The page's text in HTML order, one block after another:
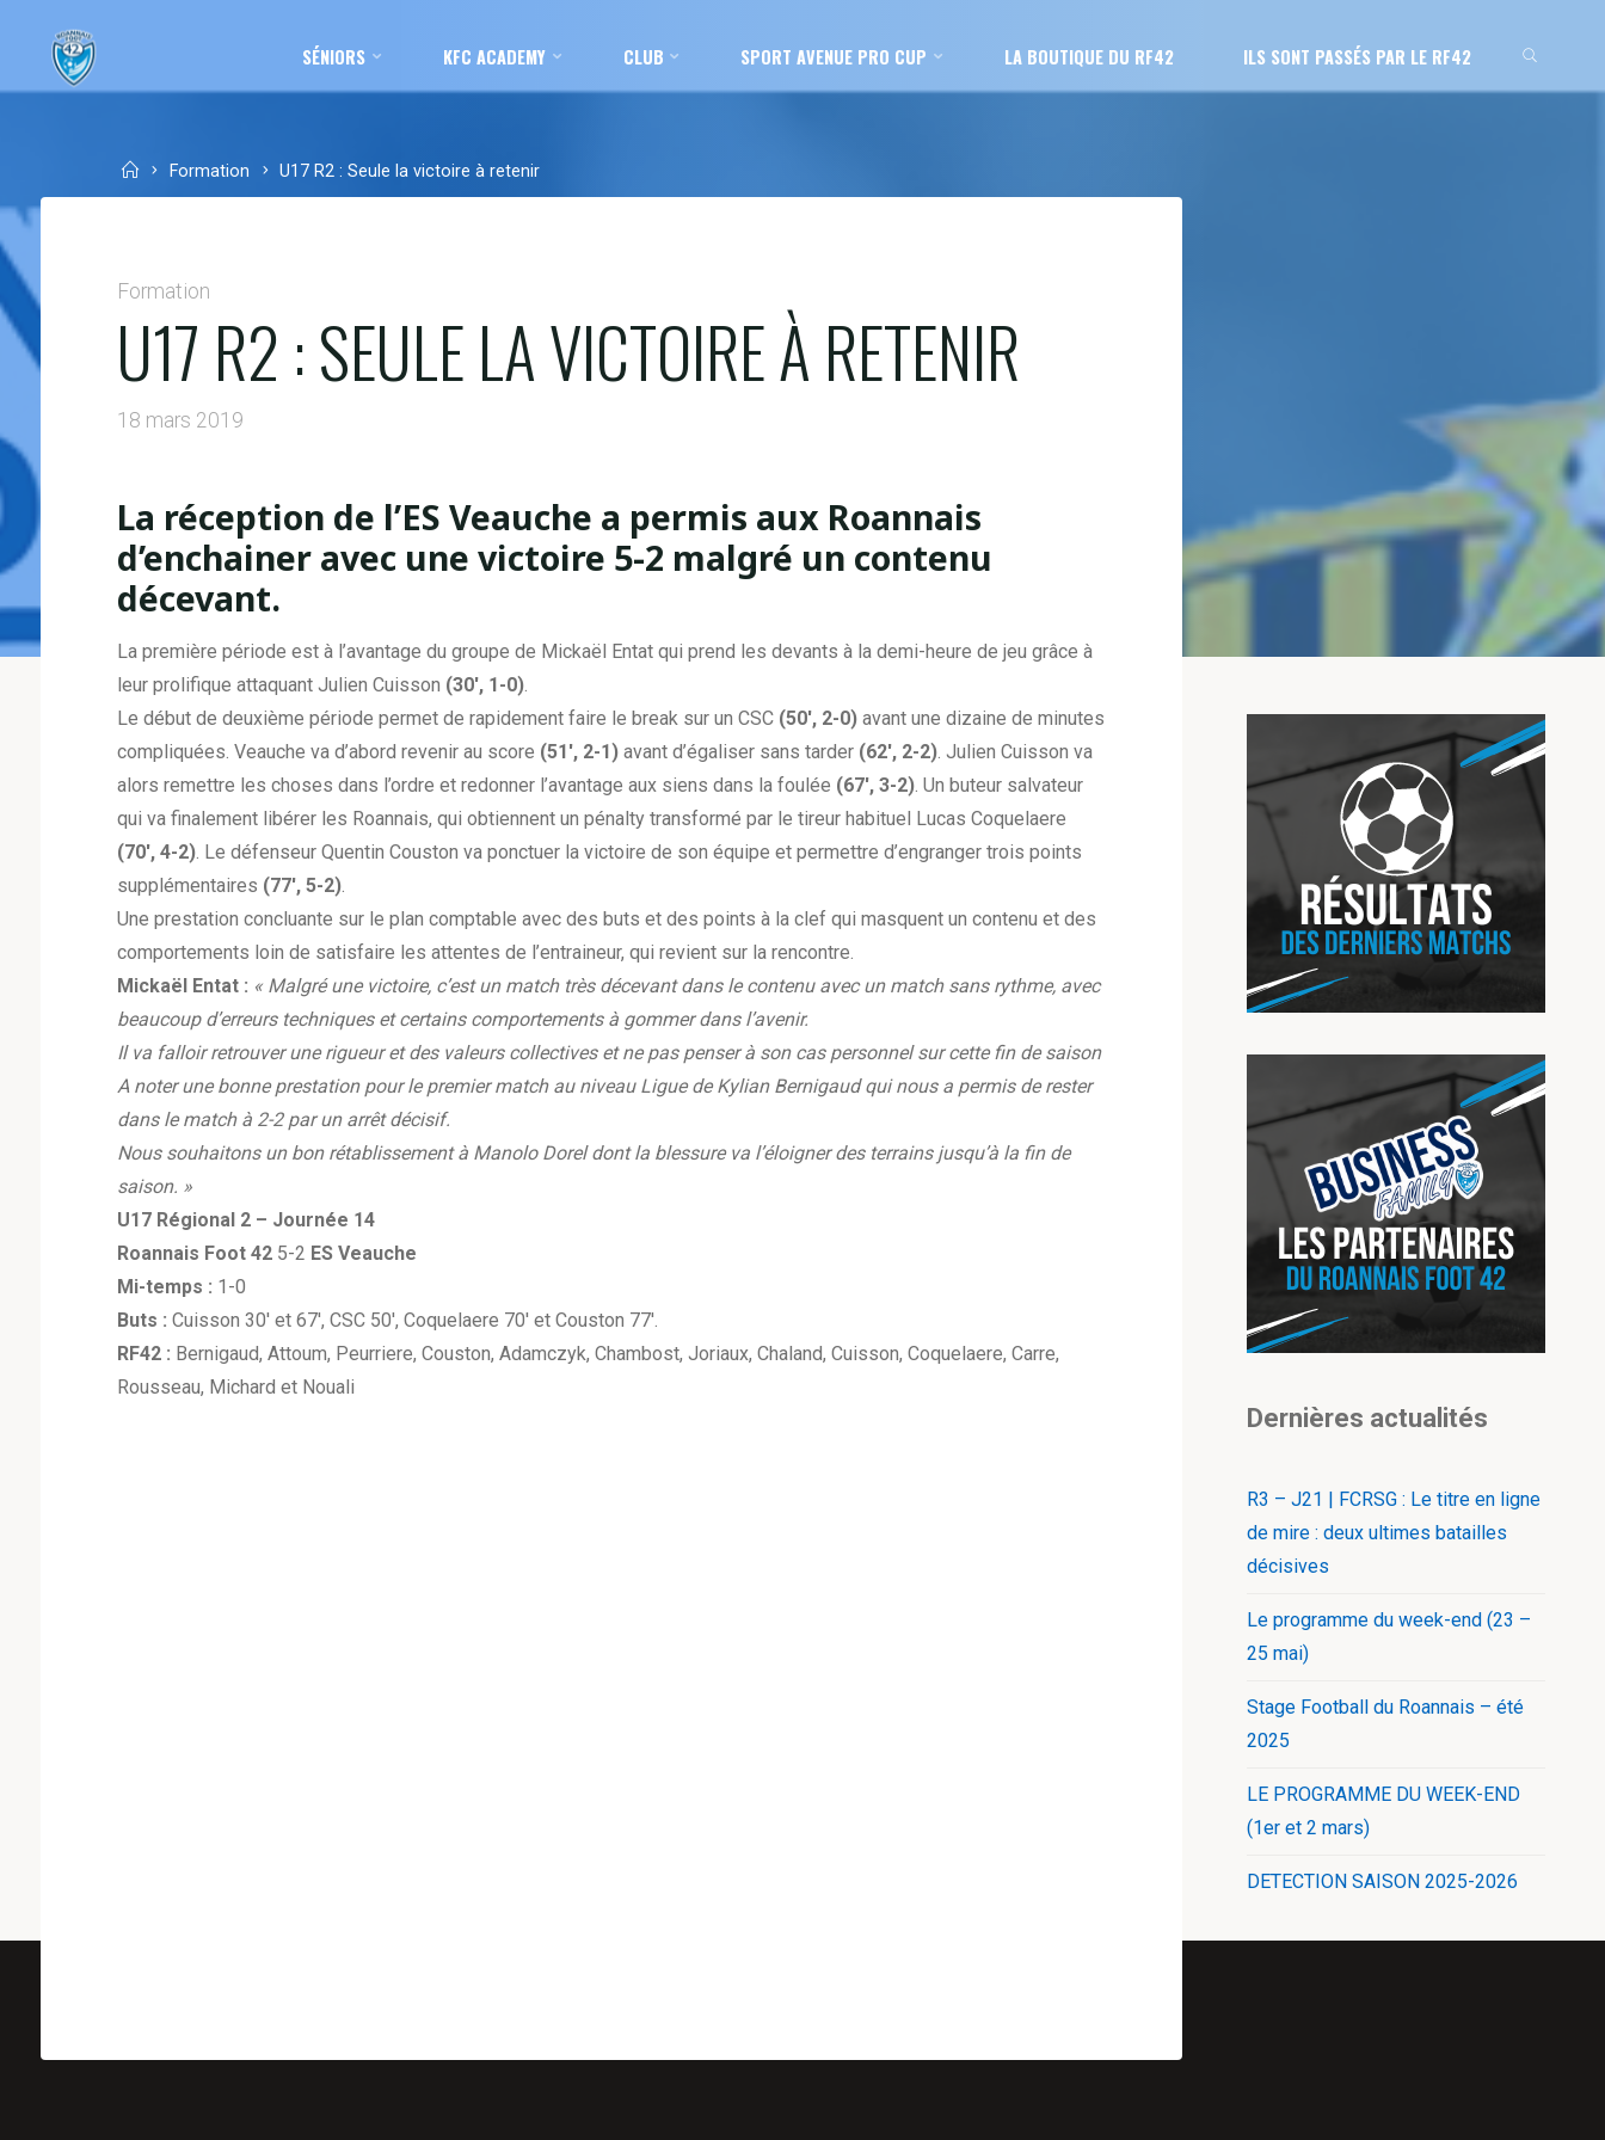
content
SÉNIORS KFC ACADEMY CLUB SPORT AVENUE PRO CUP LA BOUTIQUE DU RF42 ILS SONT PASSÉS PAR LE RF42
HomeFormation U17 R2 : Seule la victoire à retenir
Formation
U17 R2 : SEULE LA VICTOIRE À RETENIR
18 mars 2019
La réception de l’ES Veauche a permis aux Roannais
d’enchainer avec une victoire 5-2 malgré un contenu
décevant.
La première période est à l’avantage du groupe de Mickaël Entat qui prend les devants à la demi-heure de jeu grâce à
leur prolifique attaquant Julien Cuisson (30′, 1-0).
Le début de deuxième période permet de rapidement faire le break sur un CSC (50′, 2-0) avant une dizaine de minutes
compliquées. Veauche va d’abord revenir au score (51′, 2-1) avant d’égaliser sans tarder (62′, 2-2). Julien Cuisson va
alors remettre les choses dans l’ordre et redonner l’avantage aux siens dans la foulée (67′, 3-2). Un buteur salvateur
qui va finalement libérer les Roannais, qui obtiennent un pénalty transformé par le tireur habituel Lucas Coquelaere
(70′, 4-2). Le défenseur Quentin Couston va ponctuer la victoire de son équipe et permettre d’engranger trois points
supplémentaires (77′, 5-2).
Une prestation concluante sur le plan comptable avec des buts et des points à la clef qui masquent un contenu et des
comportements loin de satisfaire les attentes de l’entraineur, qui revient sur la rencontre.
Mickaël Entat : « Malgré une victoire, c’est un match très décevant dans le contenu avec un match sans rythme, avec
beaucoup d’erreurs techniques et certains comportements à gommer dans l’avenir.
Il va falloir retrouver une rigueur et des valeurs collectives et ne pas penser à son cas personnel sur cette fin de saison
A noter une bonne prestation pour le premier match au niveau Ligue de Kylian Bernigaud qui nous a permis de rester
dans le match à 2-2 par un arrêt décisif.
Nous souhaitons un bon rétablissement à Manolo Dorel dont la blessure va l’éloigner des terrains jusqu’à la fin de
saison. »
U17 Régional 2 – Journée 14
Roannais Foot 42 5-2 ES Veauche
Mi-temps : 1-0
Buts : Cuisson 30′ et 67′, CSC 50′, Coquelaere 70′ et Couston 77′.
RF42 : Bernigaud, Attoum, Peurriere, Couston, Adamczyk, Chambost, Joriaux, Chaland, Cuisson, Coquelaere, Carre,
Rousseau, Michard et Nouali
Dernières actualités
R3 – J21 | FCRSG : Le titre en ligne
de mire : deux ultimes batailles
décisives
Le programme du week-end (23 –
25 mai)
Stage Football du Roannais – été
2025
LE PROGRAMME DU WEEK-END
(1er et 2 mars)
DETECTION SAISON 2025-2026